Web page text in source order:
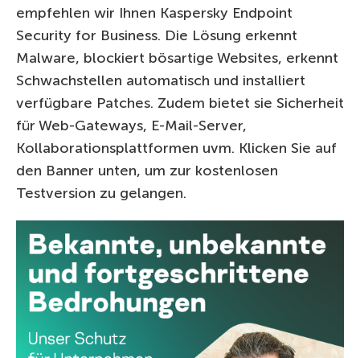
empfehlen wir Ihnen Kaspersky Endpoint
Security for Business. Die Lösung erkennt
Malware, blockiert bösartige Websites, erkennt
Schwachstellen automatisch und installiert
verfügbare Patches. Zudem bietet sie Sicherheit
für Web-Gateways, E-Mail-Server,
Kollaborationsplattformen uvm. Klicken Sie auf
den Banner unten, um zur kostenlosen
Testversion zu gelangen.